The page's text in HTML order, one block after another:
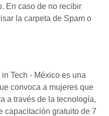
En caso de no recibir
la carpeta de Spam o
Tech - México es una
convoca a mujeres que
a través de la tecnología,
capacitación gratuito de 7